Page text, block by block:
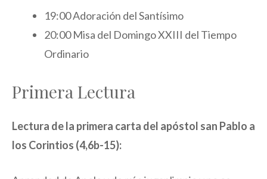
19:00 Adoración del Santísimo
20:00 Misa del Domingo XXIII del Tiempo
Ordinario
Primera Lectura
Lectura de la primera carta del apóstol san Pablo a
los Corintios (4,6b-15):